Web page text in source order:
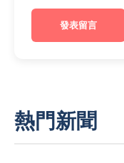
發表留言
熱門新聞